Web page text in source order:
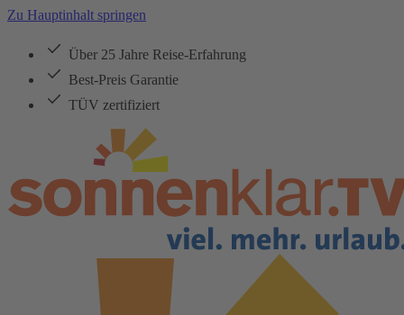
Zu Hauptinhalt springen
Über 25 Jahre Reise-Erfahrung
Best-Preis Garantie
TÜV zertifiziert